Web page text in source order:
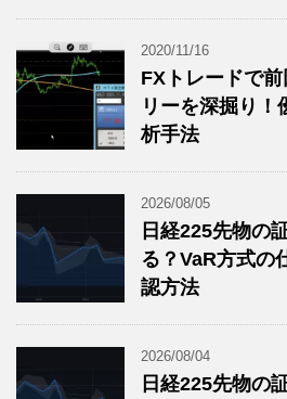
2020/11/16
FXトレードで
リーを深掘り！
析手法
2026/08/05
日経225先物の
る？VaR方式の
認方法
2026/08/04
日経225先物の